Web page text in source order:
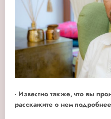
- Известно также, что вы
расскажите о нем